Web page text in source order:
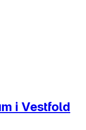
i Vestfold